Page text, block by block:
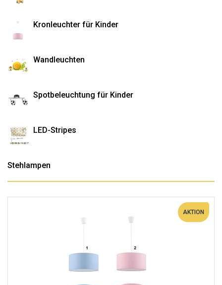
Kronleuchter für Kinder
Wandleuchten
Spotbeleuchtung für Kinder
LED-Stripes
Stehlampen
AKTION